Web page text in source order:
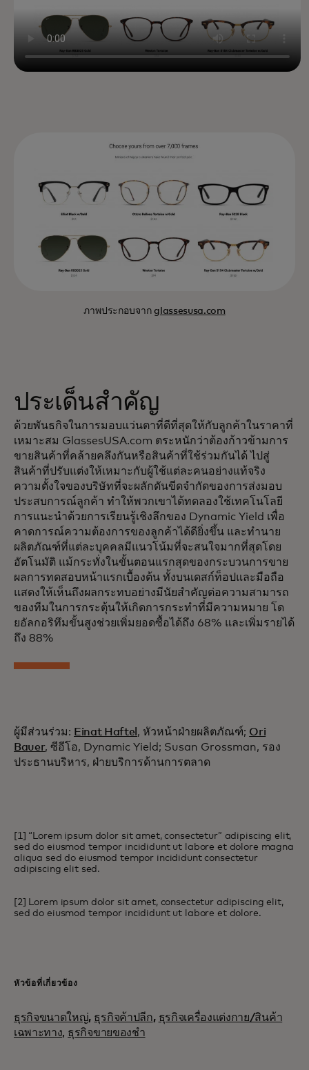
ภาพประกอบจากglassesusa.com
ประเด็นสำคัญ
ด้วยพันธกิจในการมอบแว่นตาที่ดีที่สุดให้กับลูกค้าในราคาที่
เหมาะสม GlassesUSA.com ตระหนักว่าต้องก้าวข้ามการ
ขายสินค้าที่คล้ายคลึงกันหรือสินค้าที่ใช้ร่วมกันได้ ไปสู่
สินค้าที่ปรับแต่งให้เหมาะกับผู้ใช้แต่ละคนอย่างแท้จริง
ความตั้งใจของบริษัทที่จะผลักดันขีดจำกัดของการส่งมอบ
ประสบการณ์ลูกค้า ทำให้พวกเขาได้ทดลองใช้เทคโนโลยี
การแนะนำด้วยการเรียนรู้เชิงลึกของ Dynamic Yield เพื่อ
คาดการณ์ความต้องการของลูกค้าได้ดียิ่งขึ้น และทำนาย
ผลิตภัณฑ์ที่แต่ละบุคคลมีแนวโน้มที่จะสนใจมากที่สุดโดย
อัตโนมัติ แม้กระทั่งในขั้นตอนแรกสุดของกระบวนการขาย
ผลการทดสอบหน้าแรกเบื้องต้น ทั้งบนเดสก์ท็อปและมือถือ
แสดงให้เห็นถึงผลกระทบอย่างมีนัยสำคัญต่อความสามารถ
ของทีมในการกระตุ้นให้เกิดการกระทำที่มีความหมาย โด
ยอัลกอริทึมขั้นสูงช่วยเพิ่มยอดซื้อได้ถึง 68% และเพิ่มรายได้
ถึง 88%
ผู้มีส่วนร่วม: Einat Haftel , หัวหน้าฝ่ายผลิตภัณฑ์; Ori
Bauer, ซีอีโอ, Dynamic Yield; Susan Grossman, รอง
ประธานบริหาร, ฝ่ายบริการด้านการตลาด
[1] “Lorem ipsum dolor sit amet, consectetur” adipiscing elit,
sed do eiusmod tempor incididunt ut labore et dolore magna
aliqua sed do eiusmod tempor incididunt consectetur
adipiscing elit sed.
[2] Lorem ipsum dolor sit amet, consectetur adipiscing elit,
sed do eiusmod tempor incididunt ut labore et dolore.
หัวข้อที่เกี่ยวข้อง
ธุรกิจขนาดใหญ่, ธุรกิจค้าปลีก, ธุรกิจเครื่องแต่งกาย/สินค้า
เฉพาะทาง, ธุรกิจขายของชำ